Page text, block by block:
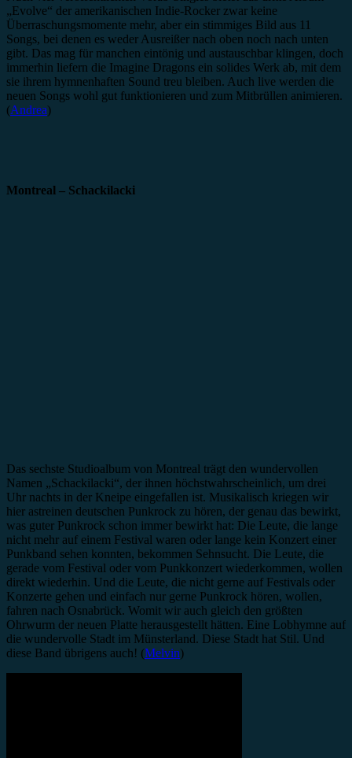
„Evolve“ der amerikanischen Indie-Rocker zwar keine
Überraschungsmomente mehr, aber ein stimmiges Bild aus 11
Songs, bei denen es weder Ausreißer nach oben noch nach unten
gibt. Das mag für manchen eintönig und austauschbar klingen, doch
immerhin liefern die Imagine Dragons ein solides Werk ab, mit dem
sie ihrem hymnenhaften Sound treu bleiben. Auch live werden die
neuen Songs wohl gut funktionieren und zum Mitbrüllen animieren.
(Andrea)
Montreal – Schackilacki
Das sechste Studioalbum von Montreal trägt den wundervollen
Namen „Schackilacki“, der ihnen höchstwahrscheinlich, um drei
Uhr nachts in der Kneipe eingefallen ist. Musikalisch kriegen wir
hier astreinen deutschen Punkrock zu hören, der genau das bewirkt,
was guter Punkrock schon immer bewirkt hat: Die Leute, die lange
nicht mehr auf einem Festival waren oder lange kein Konzert einer
Punkband sehen konnten, bekommen Sehnsucht. Die Leute, die
gerade vom Festival oder vom Punkkonzert wiederkommen, wollen
direkt wiederhin. Und die Leute, die nicht gerne auf Festivals oder
Konzerte gehen und einfach nur gerne Punkrock hören, wollen,
fahren nach Osnabrück. Womit wir auch gleich den größten
Ohrwurm der neuen Platte herausgestellt hätten. Eine Lobhymne auf
die wundervolle Stadt im Münsterland. Diese Stadt hat Stil. Und
diese Band übrigens auch! (Melvin)